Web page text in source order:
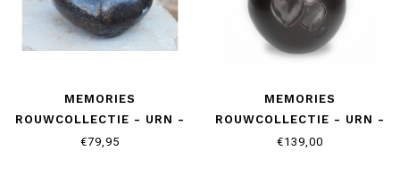
MEMORIES
ROUWCOLLECTIE - URN -
HART MET VLINDER
€79,95
MEMORIES
ROUWCOLLECTIE - URN -
TEARDROP HEARTS
€139,00